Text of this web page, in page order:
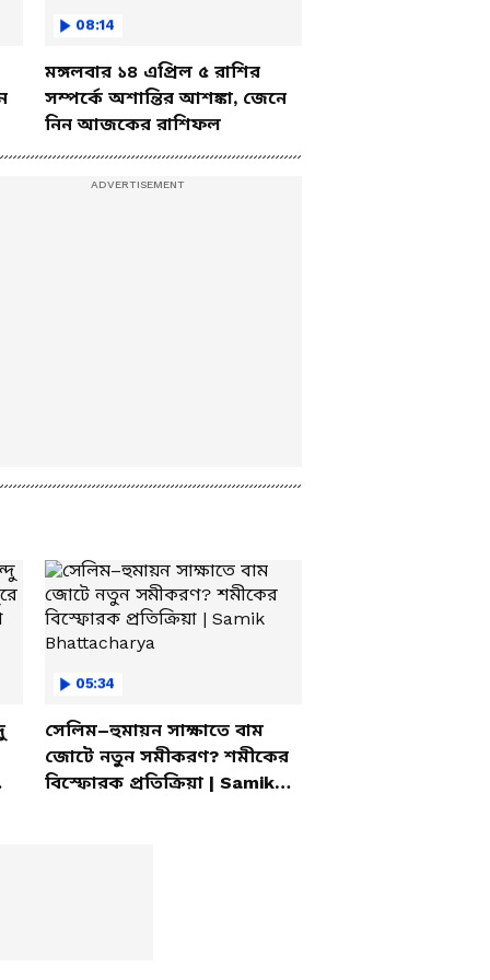
08:14
মঙ্গলবার ১৪ এপ্রিল ৫ রাশির
সম্পর্কে অশান্তির আশঙ্কা, জেনে
নিন আজকের রাশিফল
05:34
সেলিম–হুমায়ন সাক্ষাতে বাম
জোটে নতুন সমীকরণ? শমীকের
বিস্ফোরক প্রতিক্রিয়া | Samik